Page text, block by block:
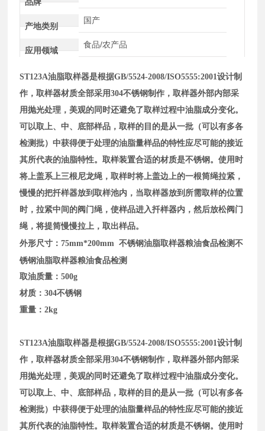
产地类别
国产
应用领域
食品/农产品
ST123A油脂取样器是根据GB/5524-2008/ISO5555:2001设计制
作，取样器材质全部采用304不锈钢制作，取样器外部内部采
用抛光处理，美观的同时还避免了取样过程中油脂成分变化。
可以取上、中、底部样品，取样的目的是从一批（可以有多各
检测批）中获得便于处理的油脂量样品的特性应尽可能的接近
其所代表的油脂特性。取样装置合适的材质是不锈钢。使用时
将上盖系上三根尼龙绳，取样时将上盖边上的一根筒绳拉紧，
慢慢的把扦样器放到取样池内，当取样器放到所需取样的位置
时，拉紧中间的阀门绳，使样品进入扦样器内，然后放松阀门
绳，将提筒慢慢拉上，取出样品。
外形尺寸：75mm*200mm不锈钢油脂取样器粮油食品检测不
锈钢油脂取样器粮油食品检测
取油质量：500g
材质：304不锈钢
重量：2kg
ST123A油脂取样器是根据GB/5524-2008/ISO5555:2001设计制
作，取样器材质全部采用304不锈钢制作，取样器外部内部采
用抛光处理，美观的同时还避免了取样过程中油脂成分变化。
可以取上、中、底部样品，取样的目的是从一批（可以有多各
检测批）中获得便于处理的油脂量样品的特性应尽可能的接近
其所代表的油脂特性。取样装置合适的材质是不锈钢。使用时